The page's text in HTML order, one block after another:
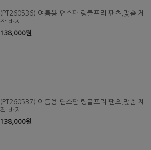
(PT260536) 여름용 면스판 링클프리 팬츠,맞춤 제
작 바지
138,000원
(PT260537) 여름용 면스판 링클프리 팬츠,맞춤 제
작 바지
138,000원